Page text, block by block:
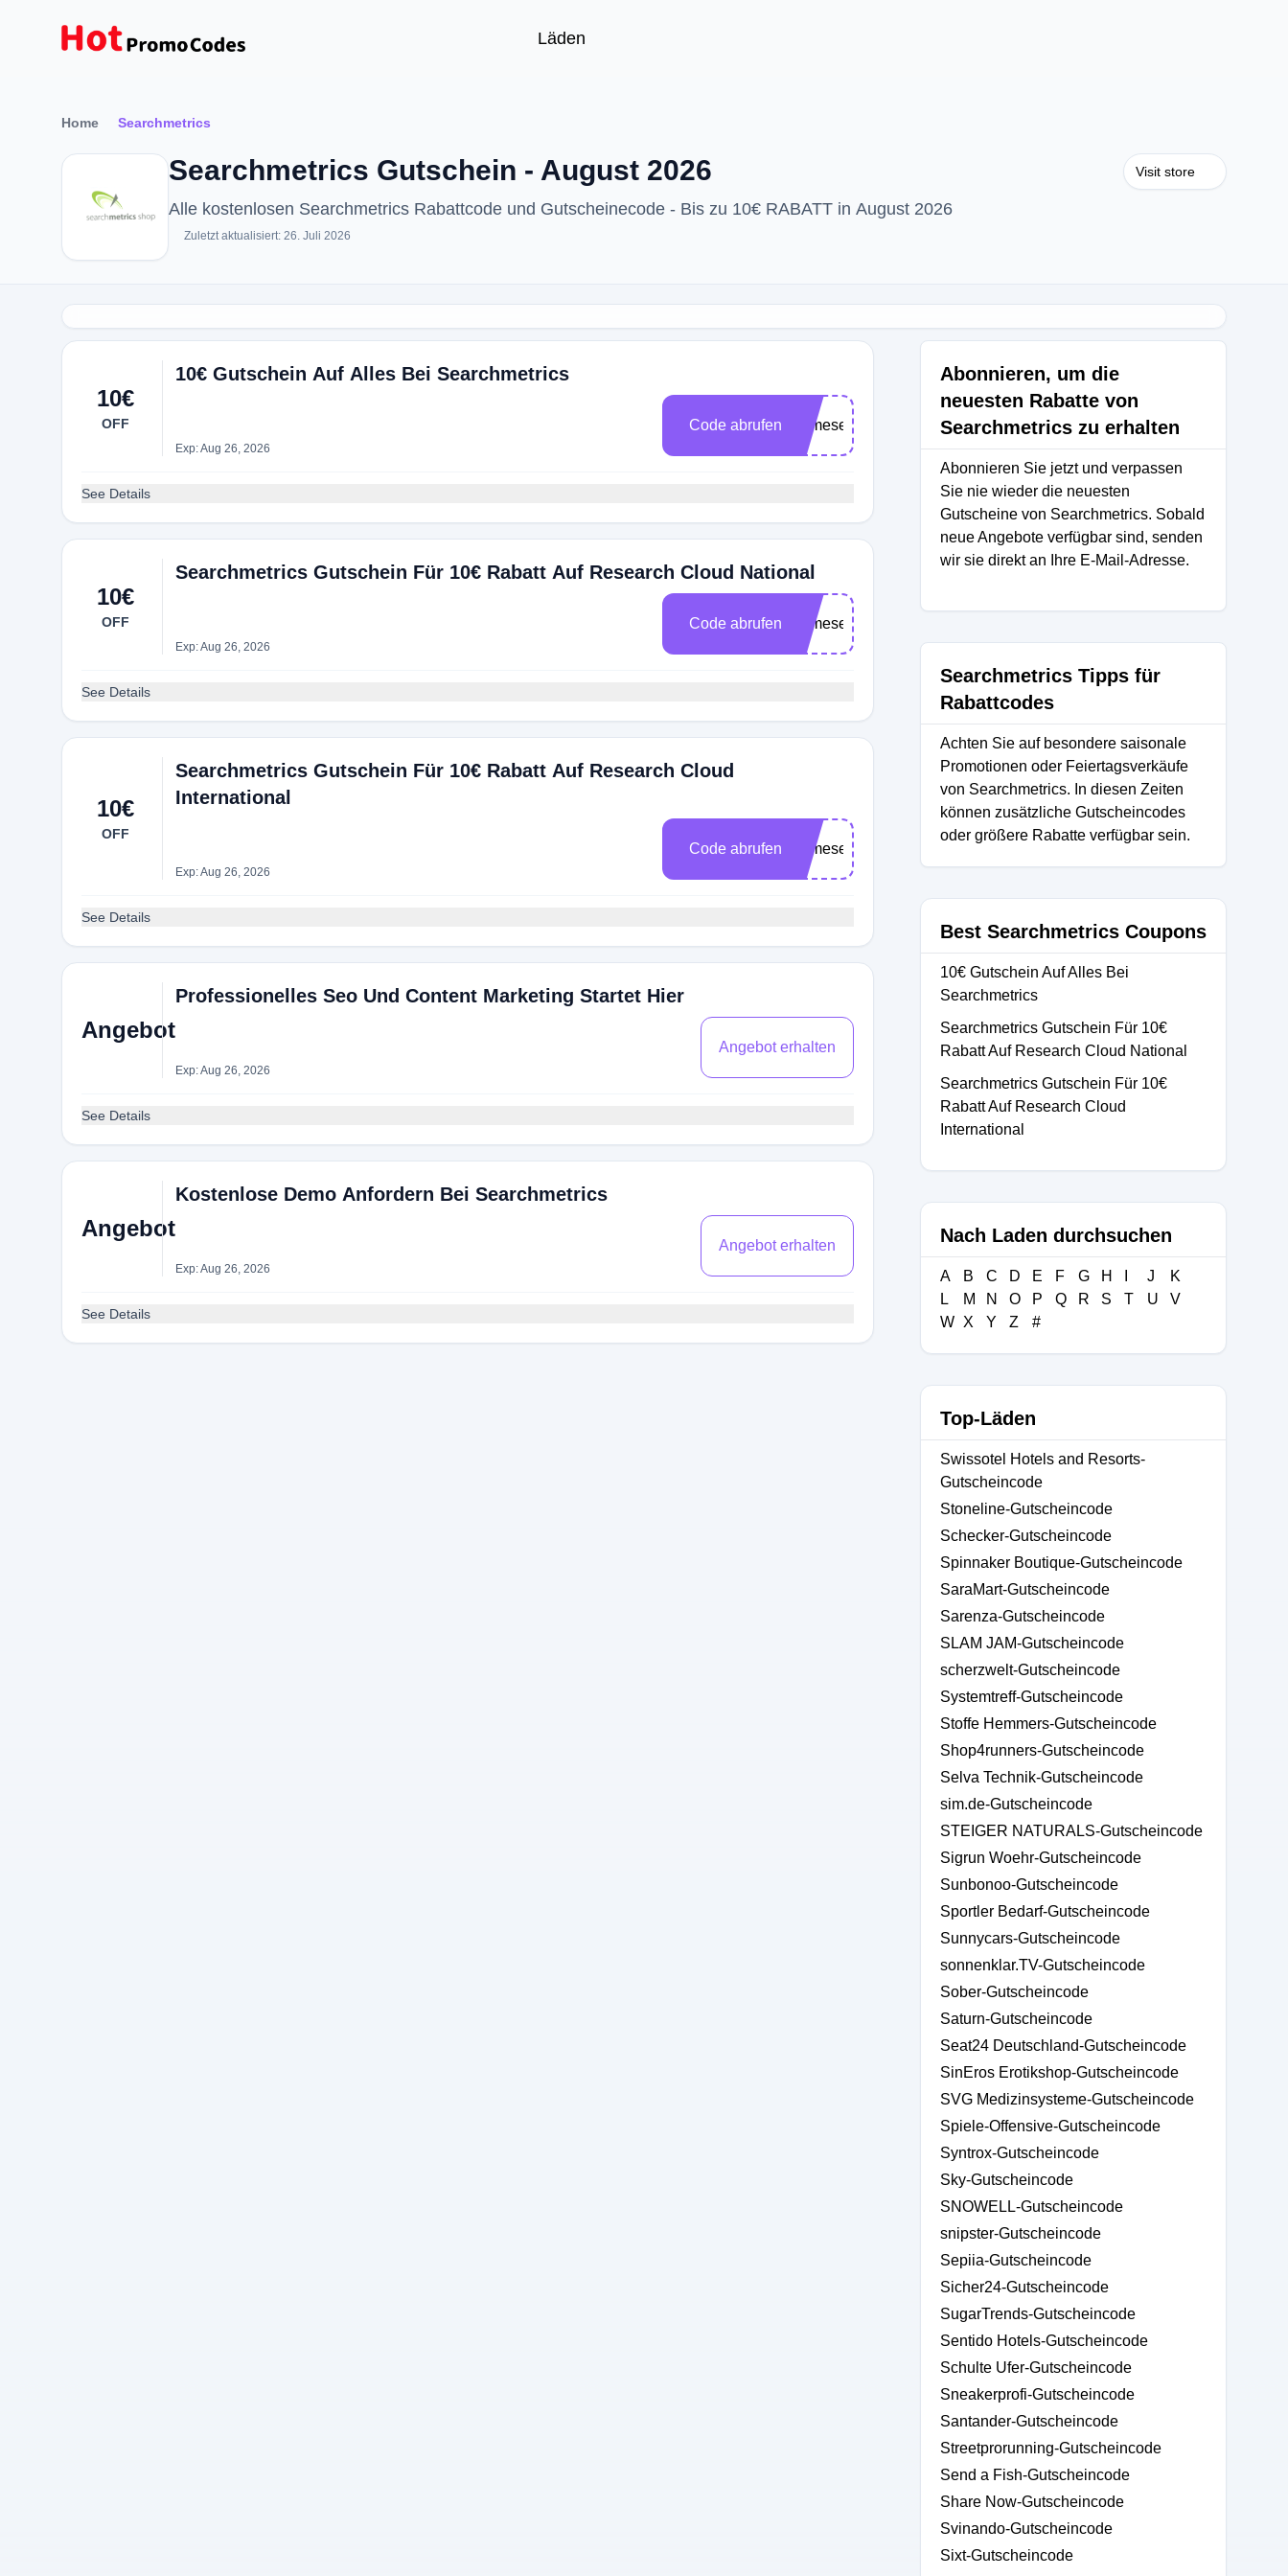
Läden
Home Searchmetrics
Searchmetrics Gutschein - August 2026
Alle kostenlosen Searchmetrics Rabattcode und Gutscheinecode - Bis zu 10€ RABATT in August 2026
Zuletzt aktualisiert: 26. Juli 2026
Visit store
10€
OFF
10€ Gutschein Auf Alles Bei Searchmetrics
Exp: Aug 26, 2026
Code abrufen vemeseo
See Details
10€
OFF
Searchmetrics Gutschein Für 10€ Rabatt Auf Research Cloud National
Exp: Aug 26, 2026
Code abrufen vemeseo2
See Details
10€
OFF
Searchmetrics Gutschein Für 10€ Rabatt Auf Research Cloud
International
Exp: Aug 26, 2026
Code abrufen vemeseo
See Details
Angebot
Professionelles Seo Und Content Marketing Startet Hier
Exp: Aug 26, 2026
Angebot erhalten
See Details
Angebot
Kostenlose Demo Anfordern Bei Searchmetrics
Exp: Aug 26, 2026
Angebot erhalten
See Details
Abonnieren, um die
neuesten Rabatte von
Searchmetrics zu erhalten
Abonnieren Sie jetzt und verpassen
Sie nie wieder die neuesten
Gutscheine von Searchmetrics. Sobald
neue Angebote verfügbar sind, senden
wir sie direkt an Ihre E-Mail-Adresse.
Searchmetrics Tipps für
Rabattcodes
Achten Sie auf besondere saisonale
Promotionen oder Feiertagsverkäufe
von Searchmetrics. In diesen Zeiten
können zusätzliche Gutscheincodes
oder größere Rabatte verfügbar sein.
Best Searchmetrics Coupons
10€ Gutschein Auf Alles Bei
Searchmetrics
Searchmetrics Gutschein Für 10€
Rabatt Auf Research Cloud National
Searchmetrics Gutschein Für 10€
Rabatt Auf Research Cloud
International
Nach Laden durchsuchen
A B C D E F G H J
K
L
M N O P Q R S T U
V
W X Y Z #
Top-Läden
Swissotel Hotels and Resorts-
Gutscheincode
Stoneline-Gutscheincode
Schecker-Gutscheincode
Spinnaker Boutique-Gutscheincode
SaraMart-Gutscheincode
Sarenza-Gutscheincode
SLAM JAM-Gutscheincode
scherzwelt-Gutscheincode
Systemtreff-Gutscheincode
Stoffe Hemmers-Gutscheincode
Shop4runners-Gutscheincode
Selva Technik-Gutscheincode
sim.de-Gutscheincode
STEIGER NATURALS-Gutscheincode
Sigrun Woehr-Gutscheincode
Sunbonoo-Gutscheincode
Sportler Bedarf-Gutscheincode
Sunnycars-Gutscheincode
sonnenklar.TV-Gutscheincode
Sober-Gutscheincode
Saturn-Gutscheincode
Seat24 Deutschland-Gutscheincode
SinEros Erotikshop-Gutscheincode
SVG Medizinsysteme-Gutscheincode
Spiele-Offensive-Gutscheincode
Syntrox-Gutscheincode
Sky-Gutscheincode
SNOWELL-Gutscheincode
snipster-Gutscheincode
Sepiia-Gutscheincode
Sicher24-Gutscheincode
SugarTrends-Gutscheincode
Sentido Hotels-Gutscheincode
Schulte Ufer-Gutscheincode
Sneakerprofi-Gutscheincode
Santander-Gutscheincode
Streetprorunning-Gutscheincode
Send a Fish-Gutscheincode
Share Now-Gutscheincode
Svinando-Gutscheincode
Sixt-Gutscheincode